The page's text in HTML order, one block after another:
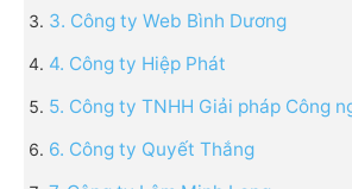
3. Công ty Web Bình Dương
4. Công ty Hiệp Phát
5. Công ty TNHH Giải pháp Công
6. Công ty Quyết Thắng